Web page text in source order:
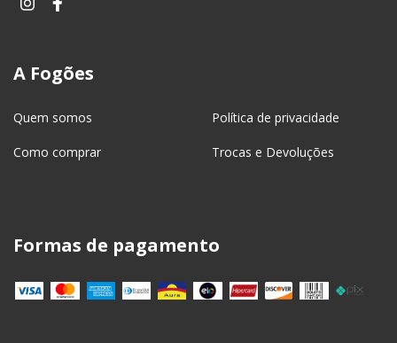
A Fogões
Quem somos Política de privacidade
Como comprar Trocas e Devoluções
Formas de pagamento